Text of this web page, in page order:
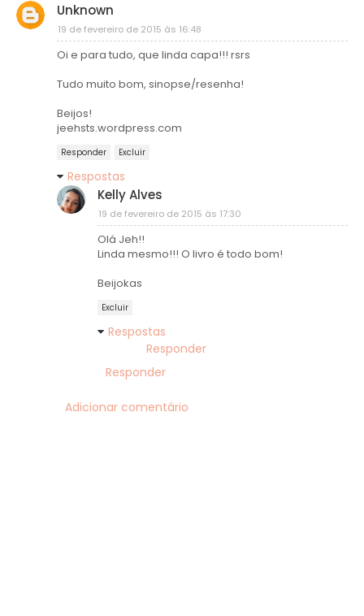
Unknown
19 de fevereiro de 2015 às 16:48
Oi e para tudo, que linda capa!!! rsrs
Tudo muito bom, sinopse/resenha!
Beijos!
jeehsts.wordpress.com
Responder Excluir
Respostas
Kelly Alves
19 de fevereiro de 2015 às 17:30
Olá Jeh!!
Linda mesmo!!! O livro é todo bom!
Beijokas
Excluir
Respostas
Responder
Responder
Adicionar comentário